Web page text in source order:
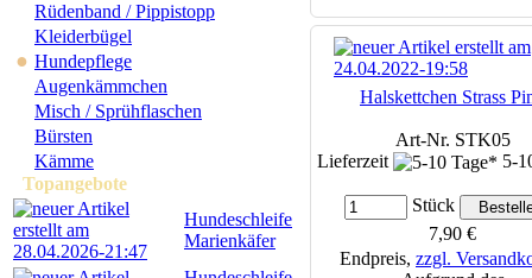
Rüdenband / Pippistopp
Kleiderbügel
● Hundepflege
Augenkämmchen
Misch / Sprühflaschen
Bürsten
Kämme
Topangebote
Hundeschleife
Marienkäfer
Halskettchen Strass
Art-Nr. STK05
Lieferzeit
5-
Stück
7,90 €
Endpreis, zzgl.